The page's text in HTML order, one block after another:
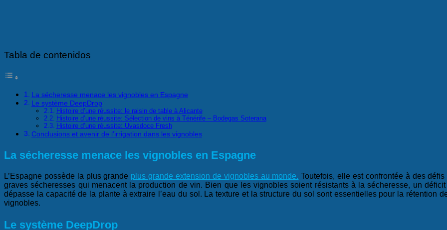
Tabla de contenidos
La sécheresse menace les vignobles en Espagne
Le système DeepDrop
Histoire d’une réussite: le raisin de table à Alicante
Histoire d’une réussite: Sélection de vins à Ténérife – Bodegas Soterana
Histoire d’une réussite: Uvasdoce Fresh
Conclusions et avenir de l’irrigation dans les vignobles
La sécheresse menace les vignobles en Espagne
L’Espagne possède la plus grande plus grande extension de vignobles au monde. Toutefois, elle est confrontée à des
graves sécheresses qui menacent la production de vin. Bien que les vignobles soient résistants à la sécheresse, un
dépasse la capacité de la plante à extraire l’eau du sol. La texture et la structure du sol sont essentielles pour la rétention
vignobles.
Le système DeepDrop